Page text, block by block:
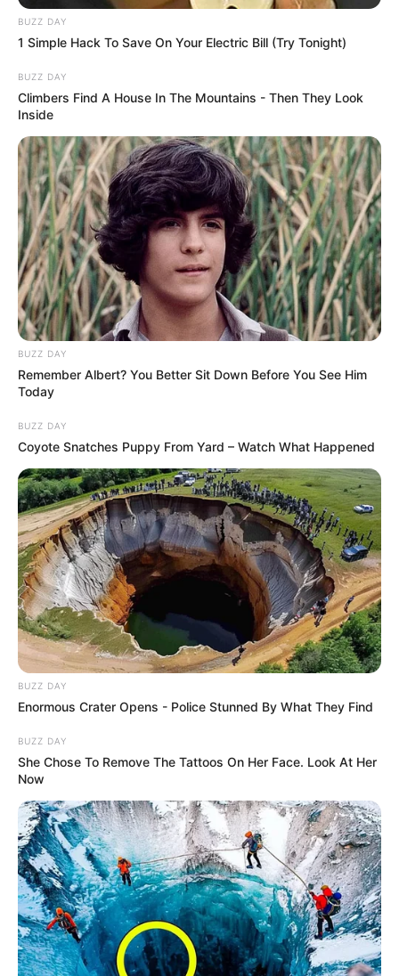
BUZZ DAY
1 Simple Hack To Save On Your Electric Bill (Try Tonight)
BUZZ DAY
Climbers Find A House In The Mountains - Then They Look
Inside
BUZZ DAY
Remember Albert? You Better Sit Down Before You See Him
Today
BUZZ DAY
Coyote Snatches Puppy From Yard – Watch What Happened
BUZZ DAY
Enormous Crater Opens - Police Stunned By What They Find
BUZZ DAY
She Chose To Remove The Tattoos On Her Face. Look At Her
Now